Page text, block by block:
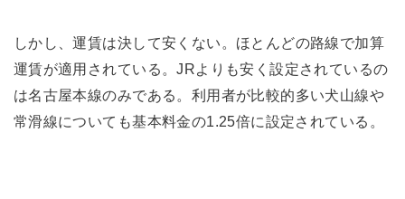
しかし、運賃は決して安くない。ほとんどの路線で加算
運賃が適用されている。JRよりも安く設定されているの
は名古屋本線のみである。利用者が比較的多い犬山線や
常滑線についても基本料金の1.25倍に設定されている。